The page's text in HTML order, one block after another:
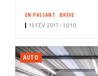
EN PASSANT BRÈVE
15 FÉV. 2017 • 10:10
AUTO